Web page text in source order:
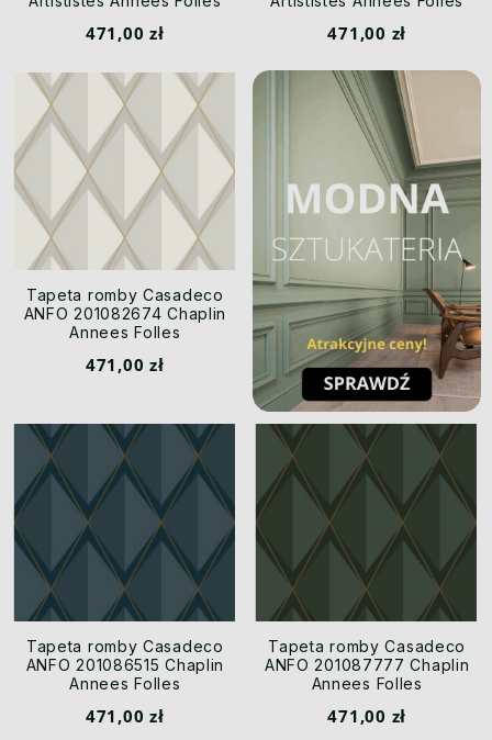
471,00 zł 471,00 zł
Tapeta romby Casadeco
ANFO 201082674 Chaplin
Annees Folles
471,00 zł
Tapeta romby Casadeco
ANFO 201086515 Chaplin
Annees Folles
471,00 zł
Tapeta romby Casadeco
ANFO 201087777 Chaplin
Annees Folles
471,00 zł